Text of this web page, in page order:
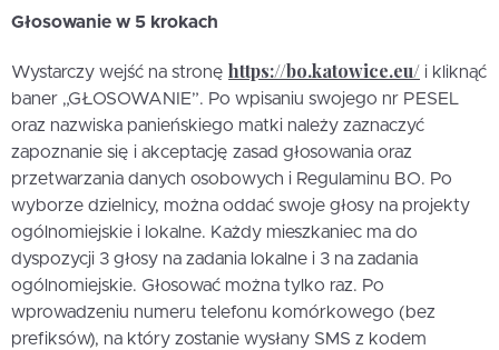
Głosowanie w 5 krokach
Wystarczy wejść na stronę https://bo.katowice.eu/ i kliknąć
baner „GŁOSOWANIE”. Po wpisaniu swojego nr PESEL
oraz nazwiska panieńskiego matki należy zaznaczyć
zapoznanie się i akceptację zasad głosowania oraz
przetwarzania danych osobowych i Regulaminu BO. Po
wyborze dzielnicy, można oddać swoje głosy na projekty
ogólnomiejskie i lokalne. Każdy mieszkaniec ma do
dyspozycji 3 głosy na zadania lokalne i 3 na zadania
ogólnomiejskie. Głosować można tylko raz. Po
wprowadzeniu numeru telefonu komórkowego (bez
prefiksów), na który zostanie wysłany SMS z kodem